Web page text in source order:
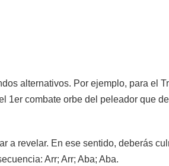
alternativos. Por ejemplo, para el
1er combate orbe del peleador que
a revelar. En ese sentido, deberás
Arr; Arr; Aba; Aba.